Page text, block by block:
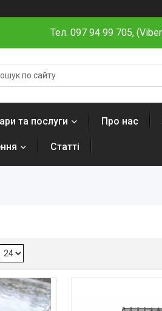
Тел. 097 94 99 705,
та послуги Про нас
Статті